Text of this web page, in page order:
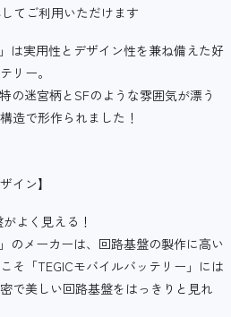
てご利用いただけます
は実用性とデザイン性を兼ね備えた好
リー。
の迷宮柄とSFのような雰囲気が漂う
造で形作られました！
イン】
よく見える！
のメーカーは、回路基盤の製作に高い
そ「TEGICモバイルバッテリー」には
で美しい回路基盤をはっきりと見れ